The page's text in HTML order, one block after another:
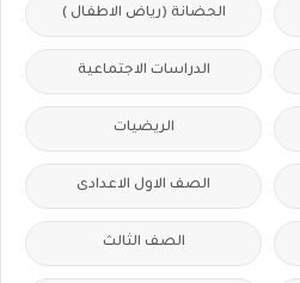
الحضانة (رياض الاطفال )
الدراسات الاجتماعية
الريضيات
الصف الاول الاعدادى
الصف الثالث